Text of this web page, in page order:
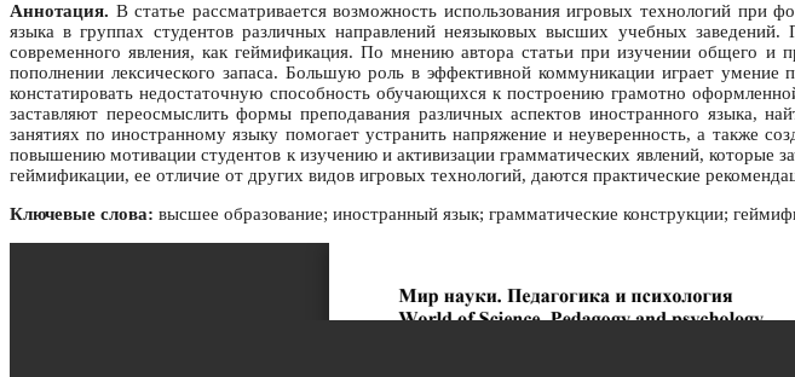
Аннотация. В статье рассматривается возможность использования игровых технологий при
языка в группах студентов различных направлений неязыковых высших учебных
современного явления, как геймификация. По мнению автора статьи при изучении общего и
пополнении лексического запаса. Большую роль в эффективной коммуникации играет
констатировать недостаточную способность обучающихся к построению грамотно
заставляют переосмыслить формы преподавания различных аспектов иностранного языка,
занятиях по иностранному языку помогает устранить напряжение и неуверенность, а также
повышению мотивации студентов к изучению и активизации грамматических явлений, которые
геймификации, ее отличие от других видов игровых технологий, даются практические
Ключевые слова: высшее образование; иностранный язык; грамматические конструкции;